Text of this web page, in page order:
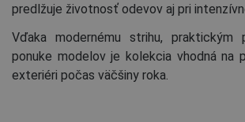
predlžuje životnosť odevov aj pri
Vďaka modernému strihu, praktickým
ponuke modelov je kolekcia vhodná na
exteriéri počas väčšiny roka.